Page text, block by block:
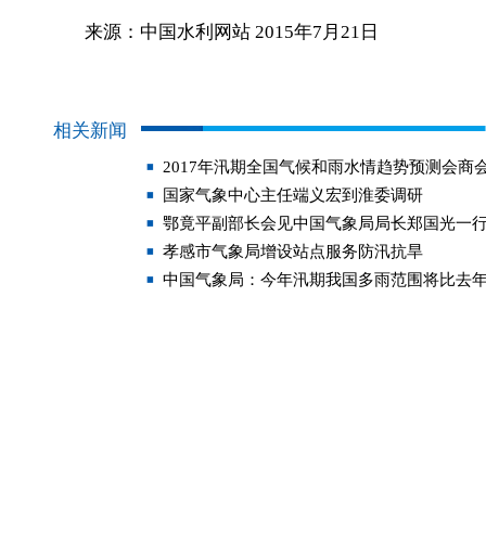
来源：中国水利网站 2015年7月21日
相关新闻
2017年汛期全国气候和雨水情趋势预测会商
国家气象中心主任端义宏到淮委调研
鄂竟平副部长会见中国气象局局长郑国光一
孝感市气象局增设站点服务防汛抗旱
中国气象局：今年汛期我国多雨范围将比去